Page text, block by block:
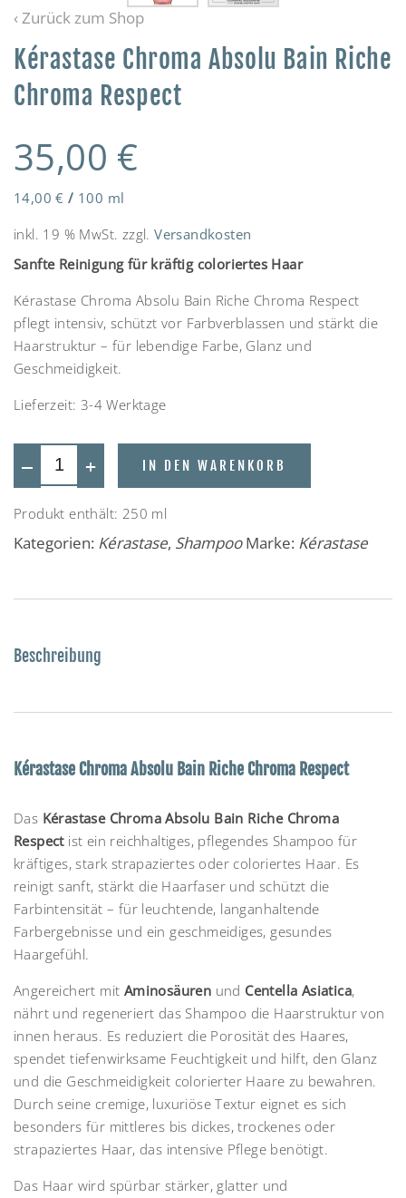
‹ Zurück zum Shop
Kérastase Chroma Absolu Bain Riche
Chroma Respect
35,00 €
14,00€ / 100 ml
inkl. 19 % MwSt. zzgl.Versandkosten
Sanfte Reinigung für kräftig coloriertes Haar
Kérastase Chroma Absolu Bain Riche Chroma Respect
pflegt intensiv, schützt vor Farbverblassen und stärkt die
Haarstruktur – für lebendige Farbe, Glanz und
Geschmeidigkeit.
Lieferzeit: 3-4 Werktage
+
— IN DEN WARENKORB
Produkt enthält: 250 ml
Kategorien: Kérastase, Shampoo Marke: Kérastase
Beschreibung
Kérastase Chroma Absolu Bain Riche Chroma Respect
Das Kérastase Chroma Absolu Bain Riche Chroma
Respectist ein reichhaltiges, pflegendes Shampoo für
kräftiges, stark strapaziertes oder coloriertes Haar. Es
reinigt sanft, stärkt die Haarfaser und schützt die
Farbintensität – für leuchtende, langanhaltende
Farbergebnisse und ein geschmeidiges, gesundes
Haargefühl.
Angereichert mit Aminosäuren und Centella Asiatica,
nährt und regeneriert das Shampoo die Haarstruktur von
innen heraus. Es reduziert die Porosität des Haares,
spendet tiefenwirksame Feuchtigkeit und hilft, den Glanz
und die Geschmeidigkeit colorierter Haare zu bewahren.
Durch seine cremige, luxuriöse Textur eignet es sich
besonders für mittleres bis dickes, trockenes oder
strapaziertes Haar, das intensive Pflege benötigt.
Das Haar wird spürbar stärker, glatter und